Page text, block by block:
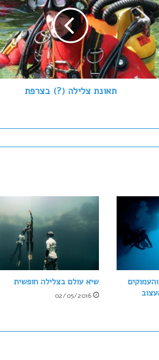
תאונת צלילה (?) בצרפת
שיא עולם בצלילה חופשית
02/05/2016